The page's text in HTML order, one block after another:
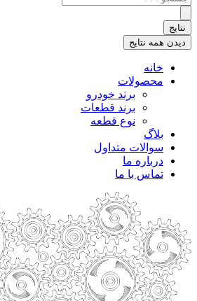
.
.
.
نتایج
دیدن همه نتایج
خانه
محصولات
برند خودرو
برند قطعات
نوع قطعه
بلاگ
سوالات متداول
درباره ما
تماس با ما